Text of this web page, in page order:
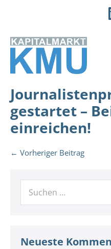
gestartet –
einreichen!
Beitragsnavigation
← Vorheriger Beitrag
nach:
Neueste